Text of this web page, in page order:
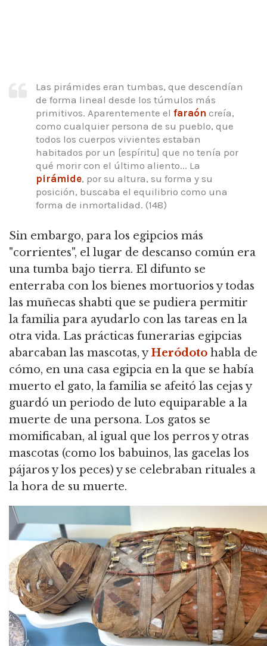
Las pirámides eran tumbas, que descendían
de forma lineal desde los túmulos más
primitivos. Aparentemente el faraón creía,
como cualquier persona de su pueblo, que
todos los cuerpos vivientes estaban
habitados por un [espíritu] que no tenía por
qué morir con el último aliento... La
pirámide, por su altura, su forma y su
posición, buscaba el equilibrio como una
forma de inmortalidad. (148)
Sin embargo, para los egipcios más
"corrientes", el lugar de descanso común era
una tumba bajo tierra. El difunto se
enterraba con los bienes mortuorios y todas
las muñecas shabti que se pudiera permitir
la familia para ayudarlo con las tareas en la
otra vida. Las prácticas funerarias egipcias
abarcaban las mascotas, yHeródoto habla de
cómo, en una casa egipcia en la que se había
muerto el gato, la familia se afeitó las cejas y
guardó un periodo de luto equiparable a la
muerte de una persona. Los gatos se
momificaban, al igual que los perros y otras
mascotas (como los babuinos, las gacelas los
pájaros y los peces) y se celebraban rituales a
la hora de su muerte.